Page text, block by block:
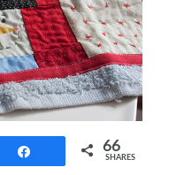
videos,
66
SHARES